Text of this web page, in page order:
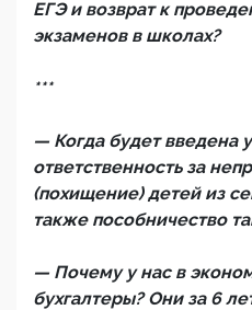
ЕГЭ и возврат к
экзаменов в школах?
***
— Когда будет введена
ответственность за
(похищение) детей из
также пособничество
— Почему у нас в
бухгалтеры? Они за 6